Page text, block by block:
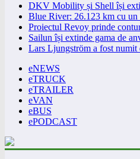
DKV Mobility și Shell își
Blue River: 26.123 km cu un
Proiectul Revoy prinde
Sailun își extinde gama de
Lars Ljungström a fost
eNEWS
eTRUCK
eTRAILER
eVAN
eBUS
ePODCAST